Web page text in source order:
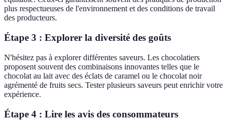
plus respectueuses de l'environnement et des conditions de travail
des producteurs.
Étape 3 : Explorer la diversité des goûts
N'hésitez pas à explorer différentes saveurs. Les chocolatiers
proposent souvent des combinaisons innovantes telles que le
chocolat au lait avec des éclats de caramel ou le chocolat noir
agrémenté de fruits secs. Tester plusieurs saveurs peut enrichir votre
expérience.
Étape 4 : Lire les avis des consommateurs